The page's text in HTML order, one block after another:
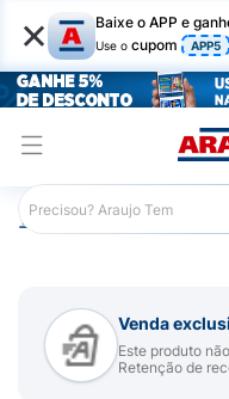
× Baixe o APP e
Use o cupom APP5
Araujo Medicamentos
Venda
Este produto
Retenção de